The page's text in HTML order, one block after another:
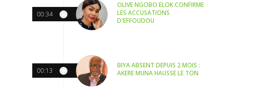
00:34
OLIVE NGOBO ELOK CONFIRME
LES ACCUSATIONS
D'EFFOUDOU
00:13
BIYA ABSENT DEPUIS 2 MOIS :
AKERE MUNA HAUSSE LE TON